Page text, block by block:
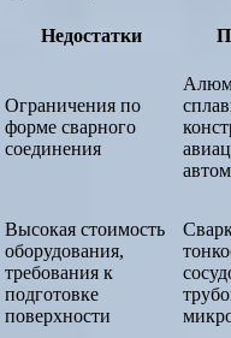
Недостатки
Ограничения по
форме сварного
соединения
Высокая стоимость
оборудования,
требования к
подготовке
поверхности